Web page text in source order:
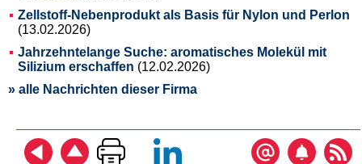
Zellstoff-Nebenprodukt als Basis für Nylon und Perlon
(13.02.2026)
Jahrzehntelange Suche: aromatisches Molekül mit
Silizium erschaffen (12.02.2026)
» alle Nachrichten dieser Firma